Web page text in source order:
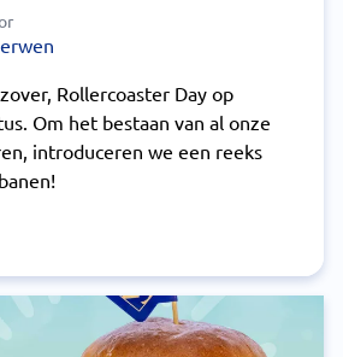
Rollercoaster Day op
Om het bestaan van al onze
introduceren we een reeks